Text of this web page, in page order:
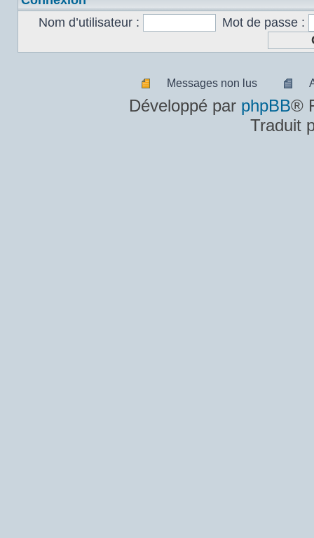
Nom d’utilisateur :
Mot de passe :
Messages
non
Messages non lus
lu
Développé par phpBB®
Traduit